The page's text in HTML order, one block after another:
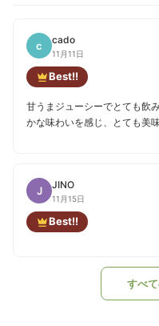
c cado
11月11日
Best!!
甘うまジューシーでとても飲
かな味わいを感じ、とても美
J JINO
11月15日
Best!!
すべ